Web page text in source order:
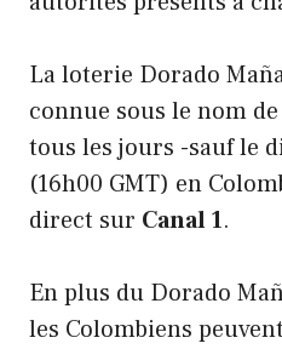
La loterie Dorado
connue sous le nom
tous les jours -sauf le
(16h00 GMT) en
direct sur Canal 1.
En plus du Dorado
les Colombiens